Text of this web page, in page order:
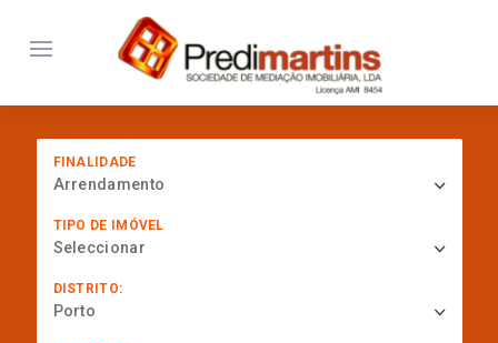
FINALIDADE
Arrendamento
TIPO DE IMÓVEL
Seleccionar
DISTRITO:
Porto